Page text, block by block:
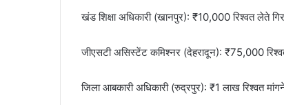
खंड शिक्षा अधिकारी (खानपुर): ₹10,000 रिश्वत लेते
जीएसटी असिस्टेंट कमिश्नर (देहरादून): ₹75,000
जिला आबकारी अधिकारी (रुद्रपुर): ₹1 लाख रिश्वत